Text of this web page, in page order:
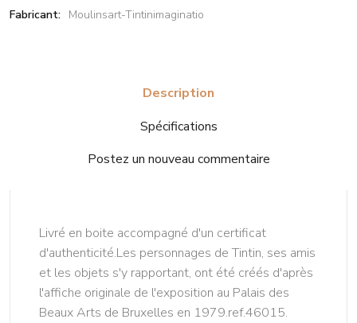
Fabricant: Moulinsart-Tintinimaginatio
Description
Spécifications
Postez un nouveau commentaire
Livré en boite accompagné d'un certificat
d'authenticité.Les personnages de Tintin, ses amis
et les objets s'y rapportant, ont été créés d'après
l'affiche originale de l'exposition au Palais des
Beaux Arts de Bruxelles en 1979.ref.46015.